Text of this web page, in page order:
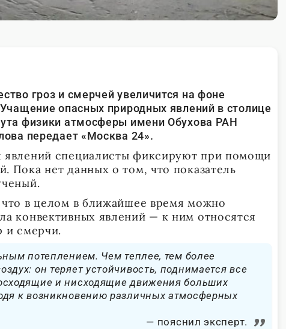
гроз и смерчей увеличится на фоне
опасных природных явлений в столице
физики атмосферы имени Обухова РАН
передает «Москва 24».
явлений специалисты фиксируют при помощи
Пока нет данных о том, что показатель
в целом в ближайшее время можно
конвективных явлений — к ним относятся
и смерчи.
потеплением. Чем теплее, тем более
он теряет устойчивость, поднимается все
и нисходящие движения больших
к возникновению различных атмосферных
пояснил эксперт.